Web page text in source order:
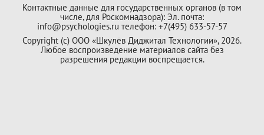
Контактные данные для государственных органов (в том
числе, для Роскомнадзора): Эл. почта:
info@psychologies.ru телефон: +7(495) 633-57-57
Copyright (с) ООО «Шкулёв Диджитал Технологии», 2026.
Любое воспроизведение материалов сайта без
разрешения редакции воспрещается.